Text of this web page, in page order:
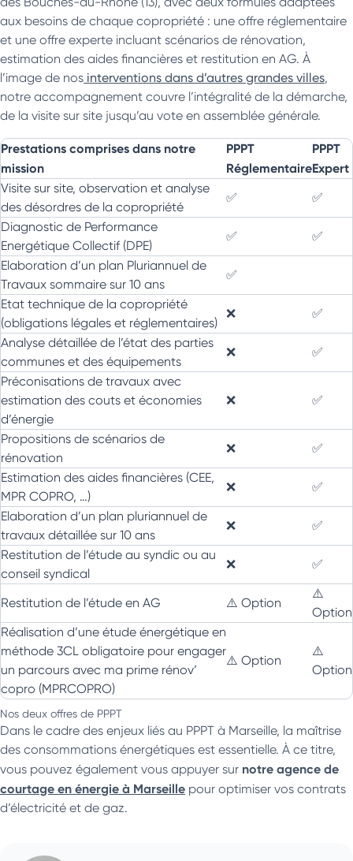
aux besoins de chaque copropriété : une offre réglementaire
et une offre experte incluant scénarios de rénovation,
estimation des aides financières et restitution en AG. À
l’image de nos interventions dans d’autres grandes villes,
notre accompagnement couvre l’intégralité de la démarche,
de la visite sur site jusqu’au vote en assemblée générale.
Prestations comprises dans notre
mission
PPPT
Réglementaire
PPPT
Expert
Visite sur site, observation et analyse
des désordres de la copropriété
✅
✅
Diagnostic de Performance
Energétique Collectif (DPE)
✅
✅
Elaboration d’un plan Pluriannuel de
Travaux sommaire sur 10 ans
✅
Etat technique de la copropriété
(obligations légales et réglementaires)
❌
✅
Analyse détaillée de l’état des parties
communes et des équipements
❌
✅
Préconisations de travaux avec
estimation des couts et économies
d’énergie
❌ ✅
Propositions de scénarios de
rénovation
❌
✅
Estimation des aides financières (CEE,
MPR COPRO, …)
❌
✅
Elaboration d’un plan pluriannuel de
travaux détaillée sur 10 ans
❌
✅
Restitution de l’étude au syndic ou au
conseil syndical
❌ ✅
Restitution de l’étude en AG ⚠️ Option
⚠️
Option
Réalisation d’une étude énergétique en
méthode 3CL obligatoire pour engager
un parcours avec ma prime rénov’
copro (MPRCOPRO)
⚠️ Option
⚠️
Option
Nos deux offres de PPPT
Dans le cadre des enjeux liés au PPPT à Marseille, la maîtrise
des consommations énergétiques est essentielle. À ce titre,
vous pouvez également vous appuyer sur notre agence de
courtage en énergie à Marseille pour optimiser vos contrats
d’électricité et de gaz.